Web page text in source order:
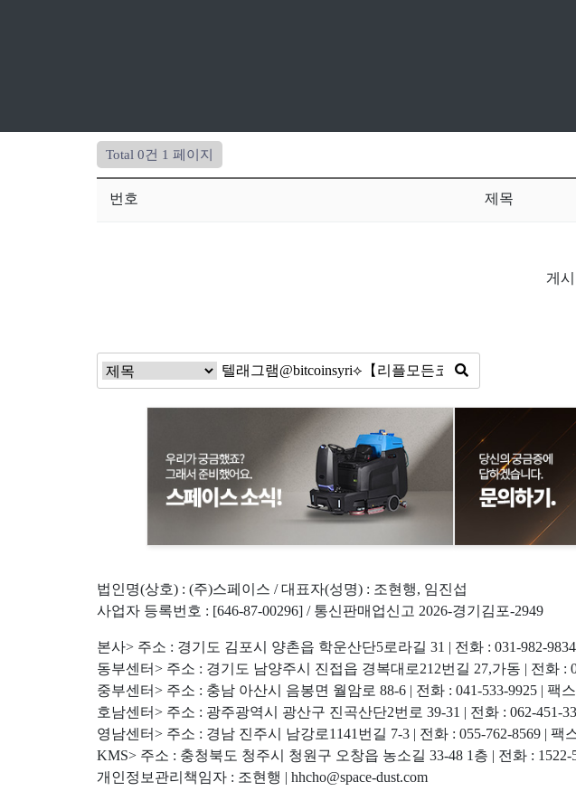
Total 0건 1 페이지
번호 제목
게
법인명(상호) : (주)스페이스 / 대표자(성명) : 조현행, 임진섭
사업자 등록번호 : [646-87-00296] / 통신판매업신고 2026-경기김포-2949
본사> 주소 : 경기도 김포시 양촌읍 학운산단5로라길 31 | 전화 : 031-982-
동부센터> 주소 : 경기도 남양주시 진접읍 경복대로212번길 27,가동 | 전화 :
중부센터> 주소 : 충남 아산시 음봉면 월암로 88-6 | 전화 : 041-533-9925 | 팩스
호남센터> 주소 : 광주광역시 광산구 진곡산단2번로 39-31 | 전화 : 062-451-
영남센터> 주소 : 경남 진주시 남강로1141번길 7-3 | 전화 : 055-762-8569 | 팩
KMS> 주소 : 충청북도 청주시 청원구 오창읍 농소길 33-48 1층 | 전화 : 1522-
개인정보관리책임자 : 조현행 | hhcho@space-dust.com